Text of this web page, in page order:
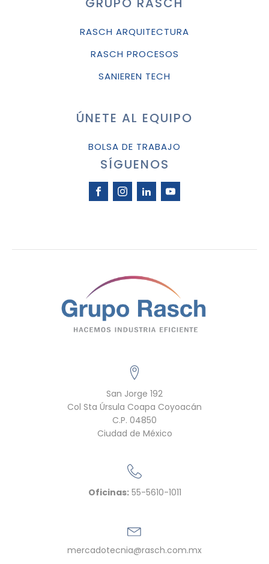
RASCH ARQUITECTURA
RASCH PROCESOS
SANIEREN TECH
ÚNETE AL EQUIPO
BOLSA DE TRABAJO
SÍGUENOS
San Jorge 192
Col Sta Úrsula Coapa Coyoacán
C.P. 04850
Ciudad de México
Oficinas:55-5610-1011
mercadotecnia@rasch.com.mx